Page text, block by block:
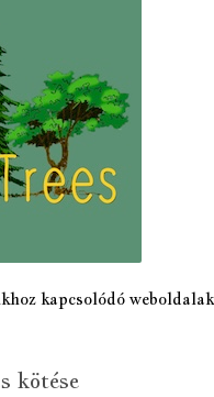
kapcsolódó
kötése